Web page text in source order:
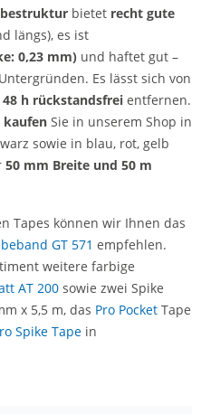
bietet recht gute
längs), es ist
0,23 mm) und haftet gut –
Es lässt sich von
48 h rückstandsfrei entfernen.
kaufen Sie in unserem Shop in
sowie in blau, rot, gelb
50 mm Breite und 50 m
Tapes können wir Ihnen das
GT 571 empfehlen.
weitere farbige
AT 200 sowie zwei Spike
x 5,5 m, das Pro Pocket Tape
Spike Tape in